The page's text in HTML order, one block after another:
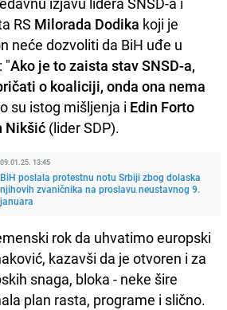
RS Milorada Dodika koji je
neće dozvoliti da BiH uđe u
"Ako je to zaista stav SNSD-a,
o koaliciji, onda ona nema
su istog mišljenja i Edin Forto
Nikšić (lider SDP).
09.01.25. 13:45
BiH poslala protestnu notu Srbiji zbog dolaska
njihovih zvaničnika na proslavu neustavnog 9.
januara
rok da uhvatimo europski
kazavši da je otvoren i za
snaga, bloka - neke šire
plan rasta, programe i slično.